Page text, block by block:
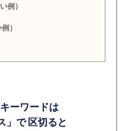
例）
）
ーワードは
」で 区切ると